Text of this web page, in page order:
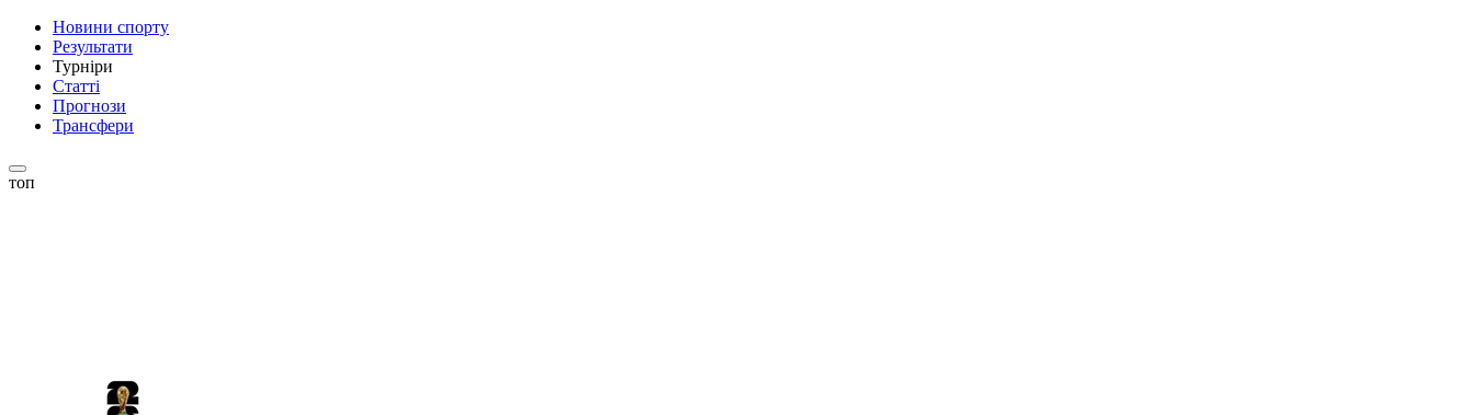
Новини спорту
Результати
Турніри
Статті
Прогнози
Трансфери
топ